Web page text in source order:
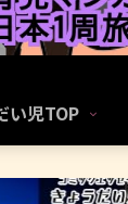
い児TOP